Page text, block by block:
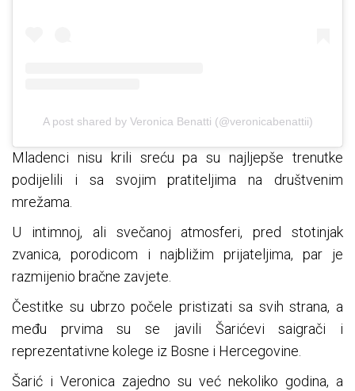
A post shared by Veronica Benatti (@veronicabenattii)
Mladenci nisu krili sreću pa su najljepše trenutke
podijelili i sa svojim pratiteljima na društvenim
mrežama.
U intimnoj, ali svečanoj atmosferi, pred stotinjak
zvanica, porodicom i najbližim prijateljima, par je
razmijenio bračne zavjete.
Čestitke su ubrzo počele pristizati sa svih strana, a
među prvima su se javili Šarićevi saigrači i
reprezentativne kolege iz Bosne i Hercegovine.
Šarić i Veronica zajedno su već nekoliko godina, a